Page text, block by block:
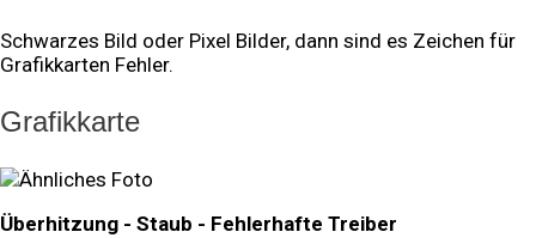
Schwarzes Bild oder Pixel Bilder, dann sind es Zeichen für
Grafikkarten Fehler.
Grafikkarte
Überhitzung - Staub - Fehlerhafte Treiber